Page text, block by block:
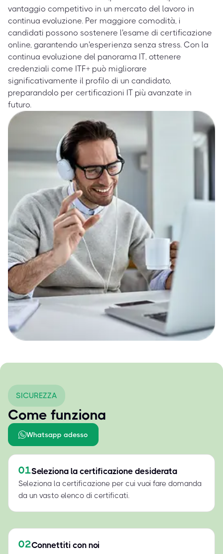
vantaggio competitivo in un mercato del lavoro in
continua evoluzione. Per maggiore comodità, i
candidati possono sostenere l'esame di certificazione
online, garantendo un'esperienza senza stress. Con la
continua evoluzione del panorama IT, ottenere
credenziali come ITF+ può migliorare
significativamente il profilo di un candidato,
preparandolo per certificazioni IT più avanzate in
futuro.
SICUREZZA
Come funziona
Whatsapp adesso
01Seleziona la certificazione desiderata
Seleziona la certificazione per cui vuoi fare domanda
da un vasto elenco di certificati.
02Connettiti con noi